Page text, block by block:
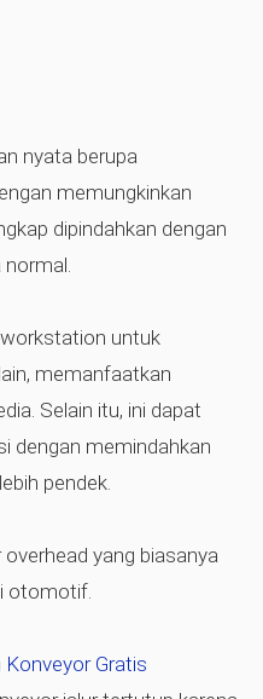
nyata berupa
memungkinkan
dipindahkan dengan
normal.
untuk
memanfaatkan
Selain itu, ini dapat
dengan memindahkan
pendek.
yang biasanya
otomotif.
Gratis